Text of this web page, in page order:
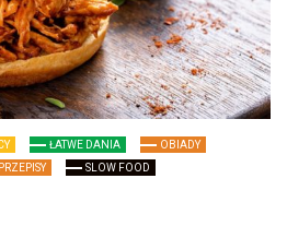
ŁATWE DANIA
OBIADY
PRZEPISY
SLOW FOOD